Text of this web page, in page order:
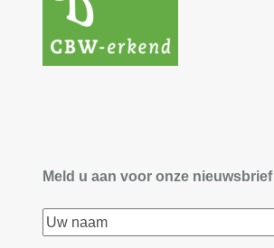
Meld u aan voor onze nieuwsbrief